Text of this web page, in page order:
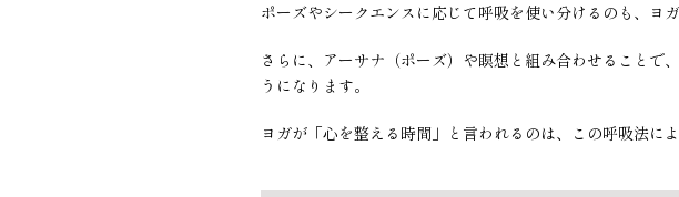
ポーズやシークエンスに応じて呼吸を使い分けるのも、ヨ
さらに、アーサナ（ポーズ）や瞑想と組み合わせることで
うになります。
ヨガが「心を整える時間」と言われるのは、この呼吸法に